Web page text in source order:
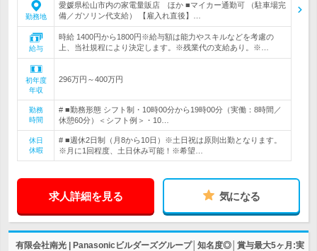
勤務地
愛媛県松山市内の家電量販店 ほか ■マイカー通勤可 （駐車場完
備／ガソリン代支給） 【雇入れ直後】…
給与
時給 1400円から1800円※給与額は能力やスキルなどを考慮の
上、当社規程により決定します。※残業代の支給あり。※…
初年度
年収
296万円～400万円
勤務
時間
# ■勤務形態 シフト制・10時00分から19時00分（実働：8時間／
休憩60分）＜シフト例＞・10…
休日
休暇
# ■週休2日制（月8から10日）※土日祝は原則出勤となります。
※月に1回程度、土日休み可能！※希望…
求人詳細を見る 気になる
有限会社南光 | Panasonicビルダーズグループ│知名度◎│賞与最大5ヶ月:実